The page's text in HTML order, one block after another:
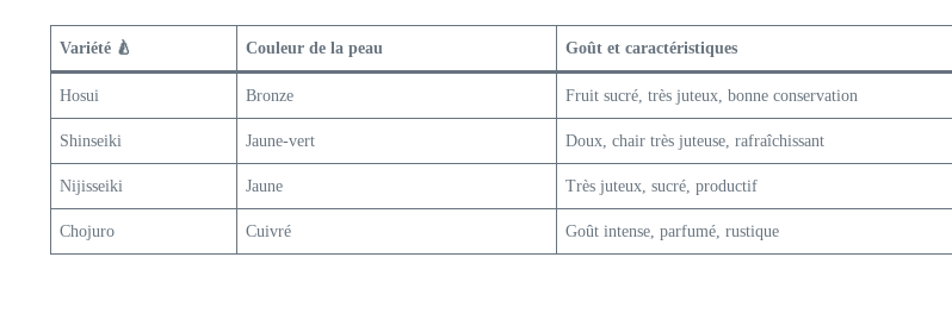
Variété 🍐 Couleur de la peau Goût et caractéristiques
Hosui Bronze Fruit sucré, très juteux, bonne conservation
Shinseiki Jaune-vert Doux, chair très juteuse, rafraîchissant
Nijisseiki Jaune Très juteux, sucré, productif
Chojuro Cuivré Goût intense, parfumé, rustique